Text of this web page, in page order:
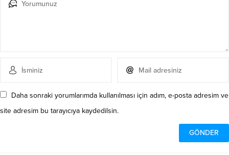
Daha sonraki yorumlarımda kullanılması için adım, e-posta adresim ve
site adresim bu tarayıcıya kaydedilsin.